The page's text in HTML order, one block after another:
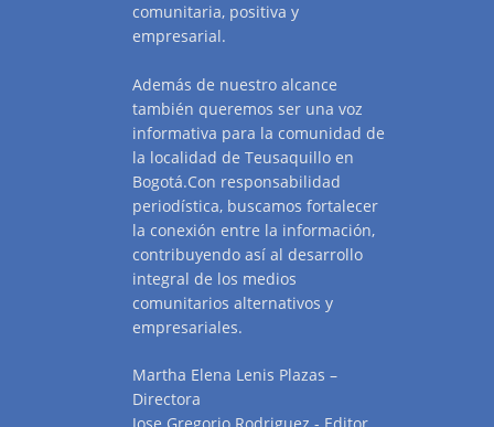
comunitaria, positiva y
empresarial.
Además de nuestro alcance
también queremos ser una voz
informativa para la comunidad de
la localidad de Teusaquillo en
Bogotá.Con responsabilidad
periodística, buscamos fortalecer
la conexión entre la información,
contribuyendo así al desarrollo
integral de los medios
comunitarios alternativos y
empresariales.
Martha Elena Lenis Plazas –
Directora